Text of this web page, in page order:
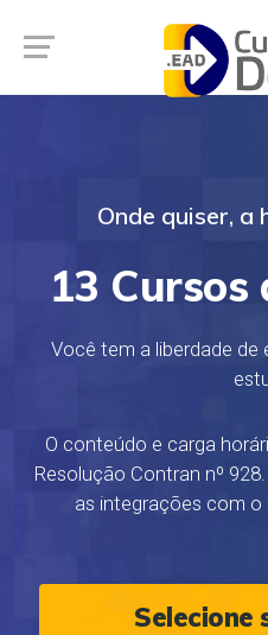
Onde quiser, a
13 Cursos
Você tem a liberdade de
O conteúdo e carga
Resolução Contran nº
as integrações com o
Selecione